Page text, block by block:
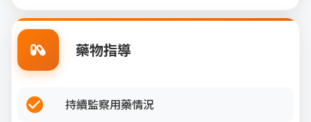
藥物指導
持續監察用藥情況